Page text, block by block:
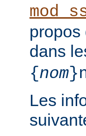
propos
dans
{nom
Les